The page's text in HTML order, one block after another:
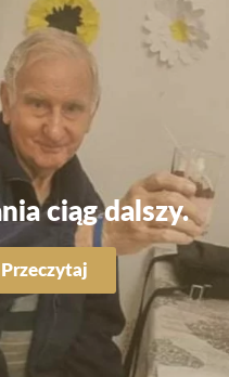
ciąg dalszy.
Przeczytaj